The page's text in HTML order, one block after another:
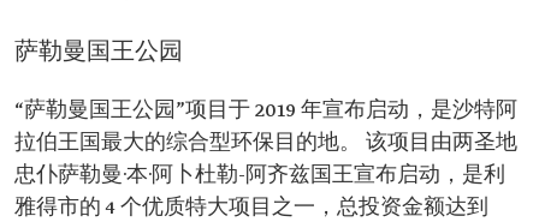
萨勒曼国王公园
“萨勒曼国王公园”项目于 2019 年宣布启动，是沙特阿
拉伯王国最大的综合型环保目的地。 该项目由两圣地
忠仆萨勒曼·本·阿卜杜勒-阿齐兹国王宣布启动，是利
雅得市的 4 个优质特大项目之一，总投资金额达到